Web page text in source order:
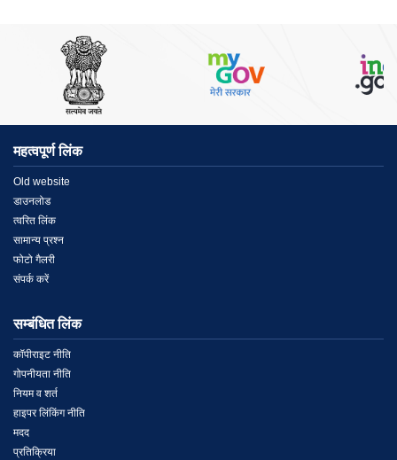
महत्वपूर्ण लिंक
Menu
Link
1
Old website
डाउनलोड
त्वरित लिंक
सामान्य प्रश्न
फोटो गैलरी
संपर्क करें
सम्बंधित लिंक
Menu
Link
2
कॉपीराइट नीति
गोपनीयता नीति
नियम व शर्त
हाइपर लिंकिंग नीति
मदद
प्रतिक्रिया